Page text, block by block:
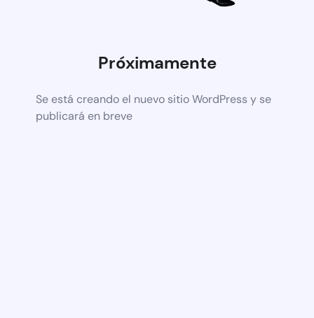
Próximamente
Se está creando el nuevo sitio WordPress y se
publicará en breve